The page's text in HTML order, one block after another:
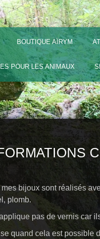
BOUTIQUE AÏRYM
POUR LES ANIMAUX
mes bijoux sont réalisés
plomb.
pas de vernis car
quand cela est possible